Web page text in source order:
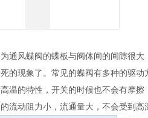
为通风蝶阀的蝶板与阀体间的间隙很
的现象了。常见的蝶阀有多种的驱
温的特性，开关的时候也不会有摩
流动阻力小，流通量大，不会受到